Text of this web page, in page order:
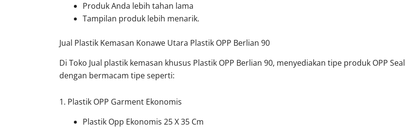
Produk Anda lebih tahan lama
Tampilan produk lebih menarik.
Jual Plastik Kemasan Konawe Utara Plastik OPP Berlian 90
Di Toko Jual plastik kemasan khusus Plastik OPP Berlian 90, menyediakan tipe produk OPP Seal
dengan bermacam tipe seperti:
1. Plastik OPP Garment Ekonomis
Plastik Opp Ekonomis 25 X 35 Cm